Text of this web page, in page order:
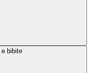
bibite